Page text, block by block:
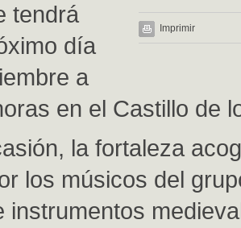
Imprimir
tendrá
día
a
en el Castillo de
la fortaleza
los músicos del
instrumentos